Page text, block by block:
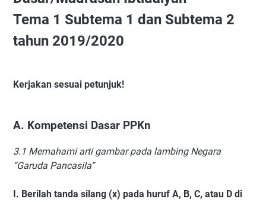
Tema 1 Subtema 1 dan Subtema 2
tahun 2019/2020
Kerjakan sesuai petunjuk!
A. Kompetensi Dasar PPKn
3.1 Memahami arti gambar pada lambing Negara
“Garuda Pancasila”
I. Berilah tanda silang (x) pada huruf A, B, C, atau D di